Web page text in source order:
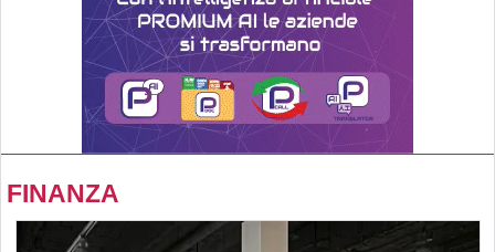
FINANZA